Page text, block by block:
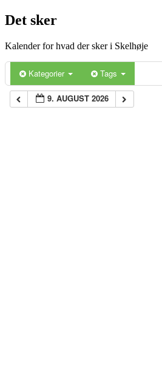
Det sker
Kalender for hvad der sker i Skelhøje
Kategorier Tags
9. AUGUST 2026